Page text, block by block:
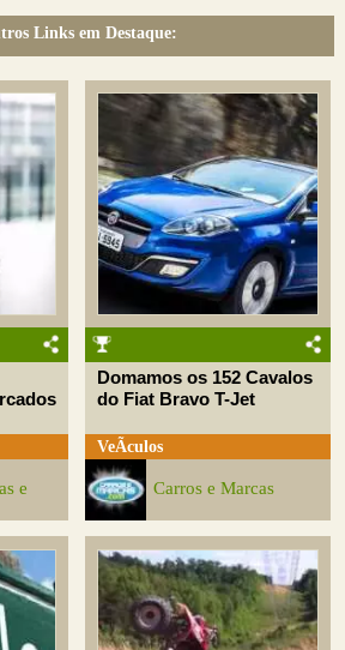
Links em Destaque:
e
Domamos os 152 Cavalos
do Fiat Bravo T-Jet
VeÃ­culos
Carros e Marcas